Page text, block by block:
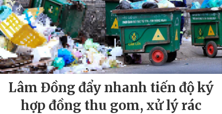
Lâm Đồng đẩy nhanh tiến độ ký
hợp đồng thu gom, xử lý rác